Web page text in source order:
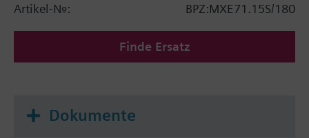
Artikel-Nr.:
BPZ:MXE71.15S/180
Finde Ersatz
Dokumente